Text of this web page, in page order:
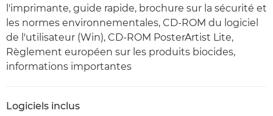
l'imprimante, guide rapide, brochure sur la sécurité et
les normes environnementales, CD-ROM du logiciel
de l'utilisateur (Win), CD-ROM PosterArtist Lite,
Règlement européen sur les produits biocides,
informations importantes
Logiciels inclus